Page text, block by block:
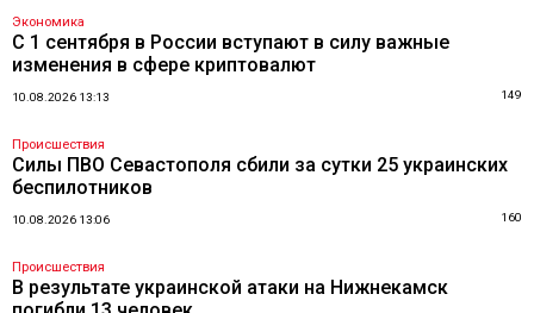
Экономика
С 1 сентября в России вступают в силу важные
изменения в сфере криптовалют
10.08.2026 13:13 149
Происшествия
Силы ПВО Севастополя сбили за сутки 25 украинских
беспилотников
10.08.2026 13:06 160
Происшествия
В результате украинской атаки на Нижнекамск